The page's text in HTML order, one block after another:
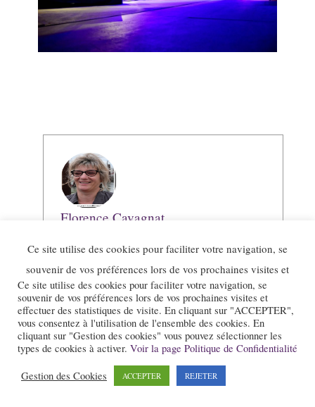
Florence Cavagnat
Voir toutes les publications
François Siebert
Ce site utilise des cookies pour faciliter votre navigation, se
souvenir de vos préférences lors de vos prochaines visites et
Ce site utilise des cookies pour faciliter votre navigation, se
souvenir de vos préférences lors de vos prochaines visites et
effectuer des statistiques de visite. En cliquant sur "ACCEPTER",
vous consentez à l'utilisation de l'ensemble des cookies. En
cliquant sur "Gestion des cookies" vous pouvez sélectionner les
types de cookies à activer. Voir la page Politique de Confidentialité
Gestion des Cookies ACCEPTER REJETER